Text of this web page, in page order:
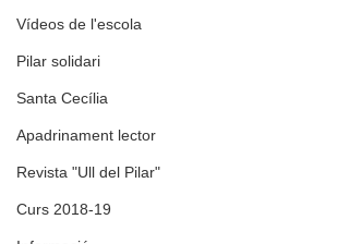
Vídeos de l'escola
Pilar solidari
Santa Cecília
Apadrinament lector
Revista "Ull del Pilar"
Curs 2018-19